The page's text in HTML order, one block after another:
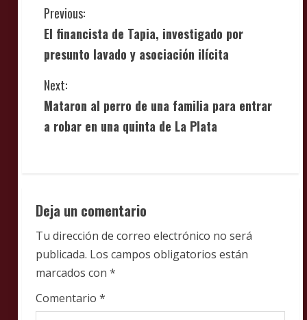
C
o
n
t
i
e
R
e
a
Previous:
El financista de Tapia, investigado por
presunto lavado y asociación ilícita
Next:
Mataron al perro de una familia para entrar
a robar en una quinta de La Plata
Deja un comentario
Tu dirección de correo electrónico no será
publicada. Los campos obligatorios están
marcados con *
Comentario *